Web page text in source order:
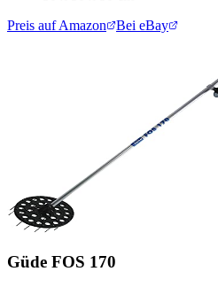
Preis auf Amazon
Bei eBay
Güde FOS 170